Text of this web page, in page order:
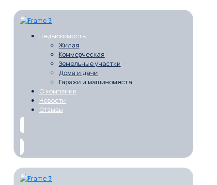
Недвижимость
Жилая
Коммерческая
Земельные участки
Дома и дачи
Гаражи и машиноместа
О компании
Новости
Отзывы